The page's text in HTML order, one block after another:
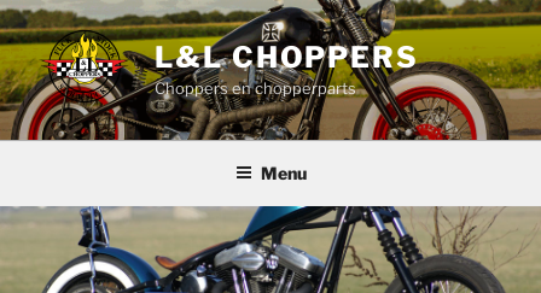
Ga
naar
de
inhoud
L&L CHOPPERS
Choppers en chopperparts
Menu